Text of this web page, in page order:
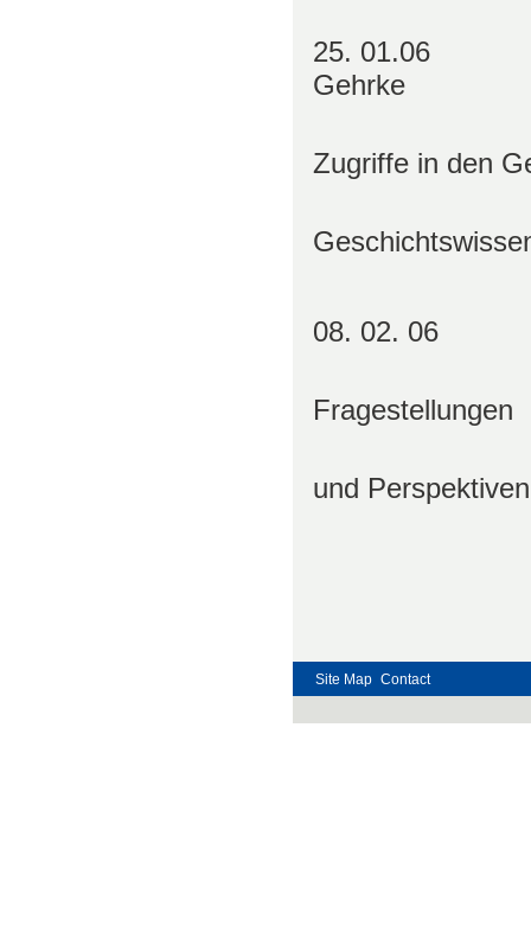
25. 01.06
Gehrke
Zugriffe in den
08. 02. 06
Fragestellungen
und
Site Map Contact